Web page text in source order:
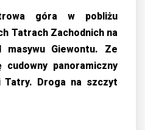
góra w pobliżu
Tatrach Zachodnich na
masywu Giewontu. Ze
panoramiczny
Tatry. Droga na szczyt